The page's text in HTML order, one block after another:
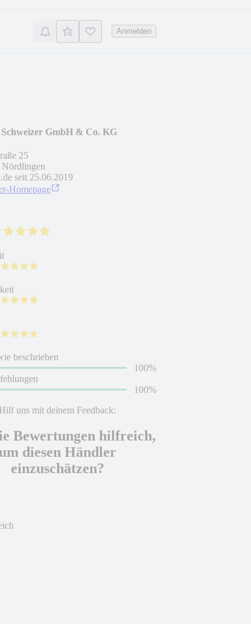
Anmelden
GmbH & Co. KG
25
Nördlingen
seit 25.06.2019
Homepage
beschrieben
100%
100%
Hilf uns mit deinem Feedback:
Bewertungen hilfreich,
diesen Händler
einzuschätzen?